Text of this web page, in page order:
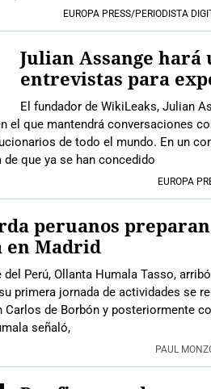
EUROPA PRESS/PERIODISTA
Julian Assange hará
entrevistas para
El fundador de WikiLeaks, Julian
el que mantendrá conversaciones
de todo el mundo. En un
que ya se han concedido
EUROPA
peruanos
en Madrid
Perú, Ollanta Humala Tasso,
primera jornada de actividades se
Carlos de Borbón y posteriormente
señaló,
PAUL